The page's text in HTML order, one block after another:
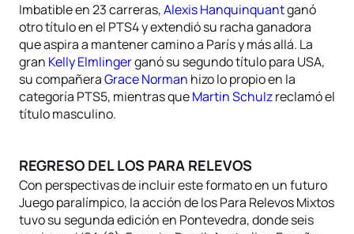
Imbatible en 23 carreras,Alexis Hanquinquantganó
otro título en el PTS4 y extendió su racha ganadora
que aspira a mantener camino a París y más allá. La
gran Kelly Elmlingerganó su segundo título para USA,
su compañeraGrace Norman hizo lo propio en la
categoría PTS5, mientras queMartin Schulzreclamó el
título masculino.
REGRESO DEL LOS PARA RELEVOS
Con perspectivas de incluir este formato en un futuro
Juego paralímpico, la acción de los Para Relevos Mixtos
tuvo su segunda edición en Pontevedra, donde seis